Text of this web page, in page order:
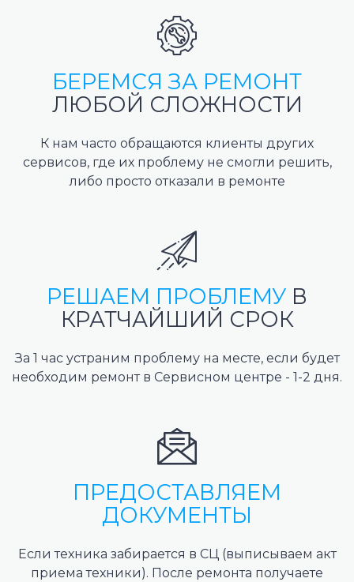
БЕРЕМСЯ ЗА РЕМОНТ
ЛЮБОЙ СЛОЖНОСТИ
К нам часто обращаются клиенты других
сервисов, где их проблему не смогли решить,
либо просто отказали в ремонте
РЕШАЕМ ПРОБЛЕМУ В
КРАТЧАЙШИЙ СРОК
За 1 час устраним проблему на месте, если будет
необходим ремонт в Сервисном центре - 1-2 дня.
ПРЕДОСТАВЛЯЕМ
ДОКУМЕНТЫ
Если техника забирается в СЦ (выписываем акт
приема техники). После ремонта получаете